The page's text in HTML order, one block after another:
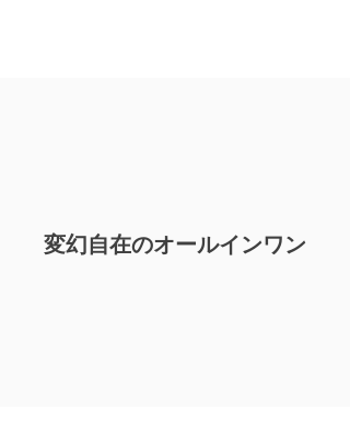
変幻自在のオールインワン